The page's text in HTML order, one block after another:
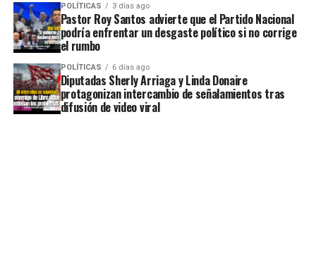
POLÍTICAS 3 días ago
Pastor Roy Santos advierte que el Partido Nacional
podría enfrentar un desgaste político si no corrige
el rumbo
POLÍTICAS 6 días ago
Diputadas Sherly Arriaga y Linda Donaire
protagonizan intercambio de señalamientos tras
difusión de video viral